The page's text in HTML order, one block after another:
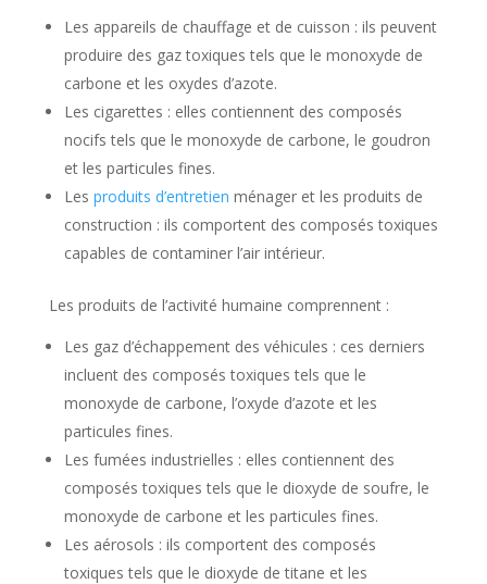
Les appareils de chauffage et de cuisson : ils peuvent
produire des gaz toxiques tels que le monoxyde de
carbone et les oxydes d’azote.
Les cigarettes : elles contiennent des composés
nocifs tels que le monoxyde de carbone, le goudron
et les particules fines.
Les produits d’entretien ménager et les produits de
construction : ils comportent des composés toxiques
capables de contaminer l’air intérieur.
Les produits de l’activité humaine comprennent :
Les gaz d’échappement des véhicules : ces derniers
incluent des composés toxiques tels que le
monoxyde de carbone, l’oxyde d’azote et les
particules fines.
Les fumées industrielles : elles contiennent des
composés toxiques tels que le dioxyde de soufre, le
monoxyde de carbone et les particules fines.
Les aérosols : ils comportent des composés
toxiques tels que le dioxyde de titane et les